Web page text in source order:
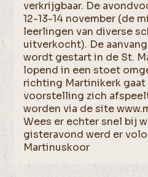
verkrijgbaar. De
12-13-14 november (de
leerlingen van diverse
uitverkocht). De
wordt gestart in de St.
lopend in een stoet
richting Martinikerk gaat
voorstelling zich
worden via de site
Wees er echter snel bij
gisteravond werd er
Martinuskoor